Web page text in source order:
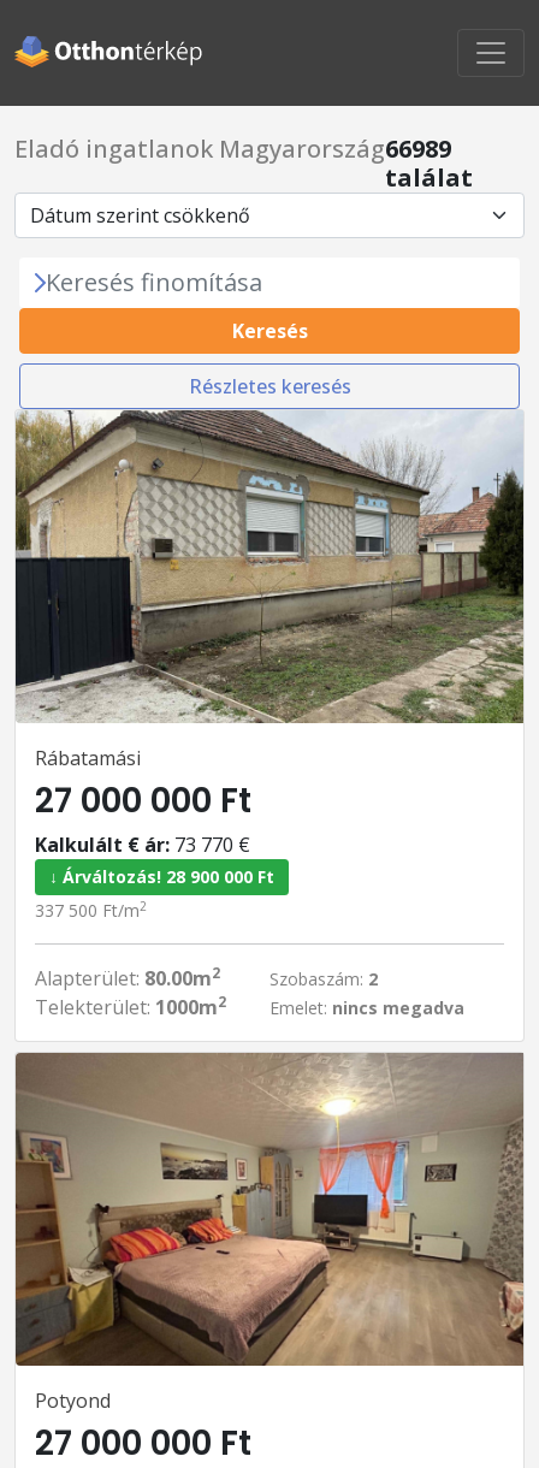
Eladó ingatlanok Magyarország66989
találat
Keresés finomítása
Keresés
Részletes keresés
Rábatamási
27 000 000 Ft
Kalkulált € ár: 73 770 €
↓ Árváltozás! 28 900 000 Ft
337 500 Ft/m2
Alapterület: 80.00m2
Telekterület: 1000m2
Szobaszám: 2
Emelet: nincs megadva
Potyond
27 000 000 Ft